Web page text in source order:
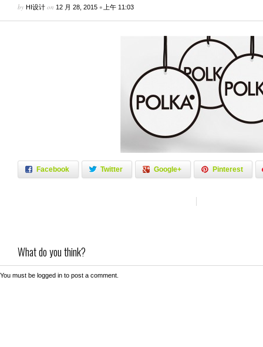
by HI设计 on 12 月 28, 2015 • 上午 11:03
Facebook Twitter Google+ Pinterest
What do you think?
You must be logged in to post a comment.